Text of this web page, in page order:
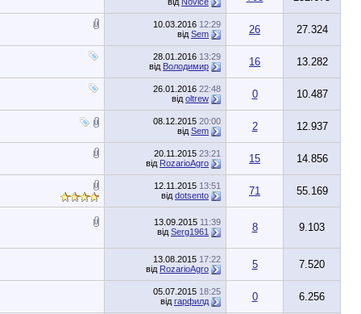
10.03.2016 12:29
від Sem 26 27.324
28.01.2016 13:29
від Володимир 16 13.282
26.01.2016 22:48
від oltrew 0 10.487
08.12.2015 20:00
від Sem 2 12.937
20.11.2015 23:21
від RozarioAgro 15 14.856
12.11.2015 13:51
від dotsento 71 55.169
13.09.2015 11:39
від Serg1961 8 9.103
13.08.2015 17:22
від RozarioAgro 5 7.520
05.07.2015 18:25
від гарфилд 0 6.256